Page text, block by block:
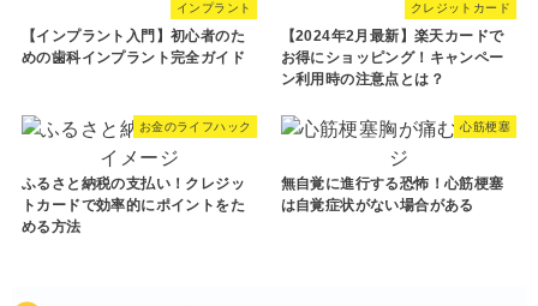
インプラント
【インプラント入門】初心者のた
めの歯科インプラント完全ガイド
クレジットカード
【2024年2月最新】楽天カードで
お得にショッピング！キャンペー
ン利用時の注意点とは？
お金のライフハック
ふるさと納税の支払い！クレジッ
トカードで効率的にポイントをた
める方法
心筋梗塞
無自覚に進行する恐怖！心筋梗塞
は自覚症状がない場合がある